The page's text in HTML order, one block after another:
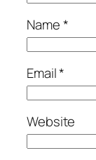
Name*
Email*
Website